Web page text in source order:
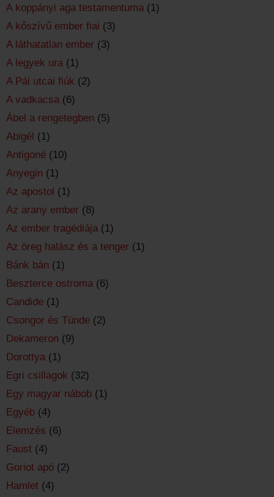
A koppányi aga testamentuma (1)
A kőszívű ember fiai (3)
A láthatatlan ember (3)
A legyek ura (1)
A Pál utcai fiúk (2)
A vadkacsa (6)
Ábel a rengetegben (5)
Abigél (1)
Antigoné (10)
Anyegin (1)
Az apostol (1)
Az arany ember (8)
Az ember tragédiája (1)
Az öreg halász és a tenger (1)
Bánk bán (1)
Beszterce ostroma (6)
Candide (1)
Csongor és Tünde (2)
Dekameron (9)
Dorottya (1)
Egri csillagok (32)
Egy magyar nábob (1)
Egyéb (4)
Elemzés (6)
Faust (4)
Goriot apó (2)
Hamlet (4)